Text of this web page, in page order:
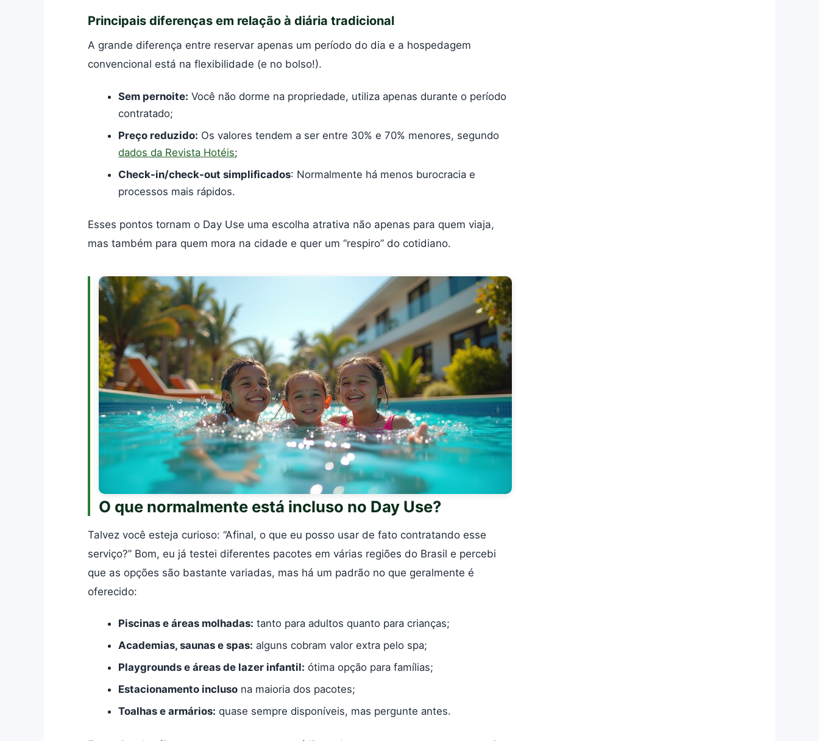
Principais diferenças em relação à diária tradicional
A grande diferença entre reservar apenas um período do dia e a hospedagem
convencional está na flexibilidade (e no bolso!).
Sem pernoite: Você não dorme na propriedade, utiliza apenas durante o período
contratado;
Preço reduzido: Os valores tendem a ser entre 30% e 70% menores, segundo
dados da Revista Hotéis;
Check-in/check-out simplificados: Normalmente há menos burocracia e
processos mais rápidos.
Esses pontos tornam o Day Use uma escolha atrativa não apenas para quem viaja,
mas também para quem mora na cidade e quer um “respiro” do cotidiano.
O que normalmente está incluso no Day Use?
Talvez você esteja curioso: “Afinal, o que eu posso usar de fato contratando esse
serviço?” Bom, eu já testei diferentes pacotes em várias regiões do Brasil e percebi
que as opções são bastante variadas, mas há um padrão no que geralmente é
oferecido:
Piscinas e áreas molhadas: tanto para adultos quanto para crianças;
Academias, saunas e spas: alguns cobram valor extra pelo spa;
Playgrounds e áreas de lazer infantil: ótima opção para famílias;
Estacionamento incluso na maioria dos pacotes;
Toalhas e armários: quase sempre disponíveis, mas pergunte antes.